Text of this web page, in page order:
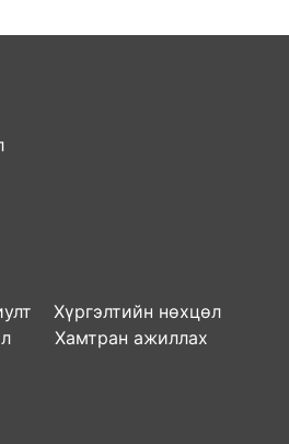
Хүргэлтийн нөхцөл
Хамтран ажиллах